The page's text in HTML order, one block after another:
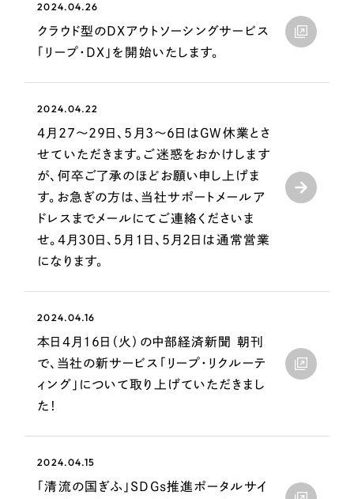
?
ライン領域のマーケティングまでまるっと代行
採用DX支援
リープ・リクルーティング／採用業務代行
求人票作成・面接など各種業務代行、採用の仕組み作り支援
リープ・キャリア ／人材紹介サービス
完全成功報酬型のスカウト型ハイクラス人材紹介（岐阜・愛知）
Pace
日報ツールで案件ごとの営業利益をリアルタイムに可視化
制作実績
制作実績
全国1,400社以上の支援実績の中から実績の
リープ・プロジェクト
その他のサービス
プライバシーポリシー 情報セキュリティ方針
AI倫理ポリシー クッキーポリシー サイトマップ
ウェブアクセシビリティ方針
2024.04.26
クラウド型のDXアウトソーシングサービス
「リープ・DX」を開始いたします。
2024.04.22
4月27〜29日、5月3〜6日はGW休業とさ
せていただきます。ご迷惑をおかけします
が、何卒ご了承のほどお願い申し上げま
す。お急ぎの方は、当社サポートメールア
ドレスまでメールにてご連絡くださいま
せ。4月30日、5月1日、5月2日は通常営業
になります。
2024.04.16
本日4月16日（火）の中部経済新聞 朝刊
で、当社の新サービス「リープ・リクルーテ
ィング」について取り上げていただきまし
た！
2024.04.15
「清流の国ぎふ」SDGs推進ポータルサイ